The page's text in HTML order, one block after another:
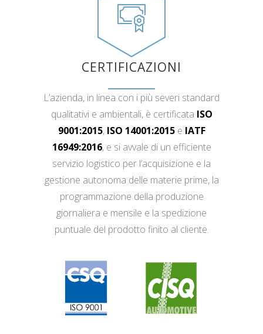
CERTIFICAZIONI
L’azienda, in linea con i più severi standard
qualitativi e ambientali, è certificata ISO
9001:2015, ISO 14001:2015e IATF
16949:2016, e si avvale di un efficiente
servizio logistico per l’acquisizione e la
gestione autonoma delle materie prime, la
programmazione della produzione
giornaliera e mensile e la spedizione
puntuale del prodotto finito al cliente.